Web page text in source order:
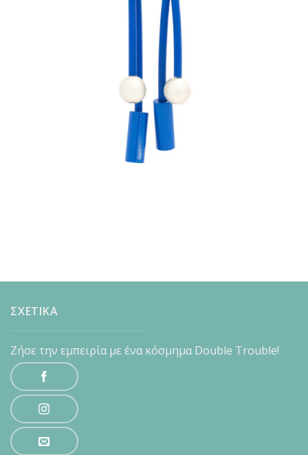
ΣΧΕΤΙΚΑ
Ζήσε την εμπειρία με ένα κόσμημα Double Trouble!